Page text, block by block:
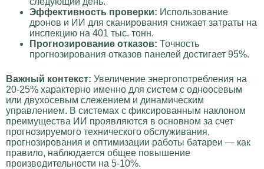
Эффективность проверки: Использование
дронов и ИИ для сканирования снижает затраты на
инспекцию на 401 тыс. тонн.
Прогнозирование отказов: Точность
прогнозирования отказов панелей достигает 95%.
Важный контекст: Увеличение энергопотребления на
20-25% характерно именно для систем с одноосевым
или двухосевым слежением и динамическим
управлением. В системах с фиксированным наклоном
преимущества ИИ проявляются в основном за счет
прогнозируемого технического обслуживания,
прогнозирования и оптимизации работы батареи — как
правило, наблюдается общее повышение
производительности на 5-10%.